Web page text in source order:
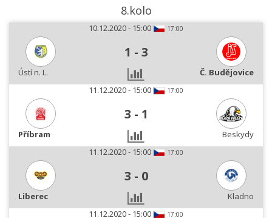
8.kolo
10.12.2020 - 15:00 17:00
1 - 3
Ústí n. L.
Č. Budějovice
11.12.2020 - 15:00
17:00
3 - 1
Příbram
Beskydy
11.12.2020 - 15:00
17:00
3 - 0
Liberec
Kladno
11.12.2020 - 15:00
17:00